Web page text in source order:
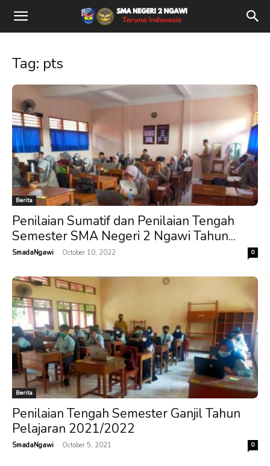
Tag: pts
Berita
Penilaian Sumatif dan Penilaian Tengah
Semester SMA Negeri 2 Ngawi Tahun...
SmadaNgawi - October 10, 2022 0
Berita
Penilaian Tengah Semester Ganjil Tahun
Pelajaran 2021/2022
SmadaNgawi - October 5, 2021 0